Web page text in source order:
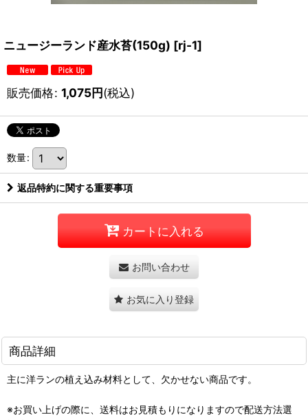
ニュージーランド産水苔(150g) [rj-1]
販売価格: 1,075円(税込)
数量:
返品特約に関する重要事項
カートに入れる
お問い合わせ
お気に入り登録
商品詳細
主に洋ランの植え込み材料として、欠かせない商品です。
※お買い上げの際に、送料はお見積もりになりますので配送方法選